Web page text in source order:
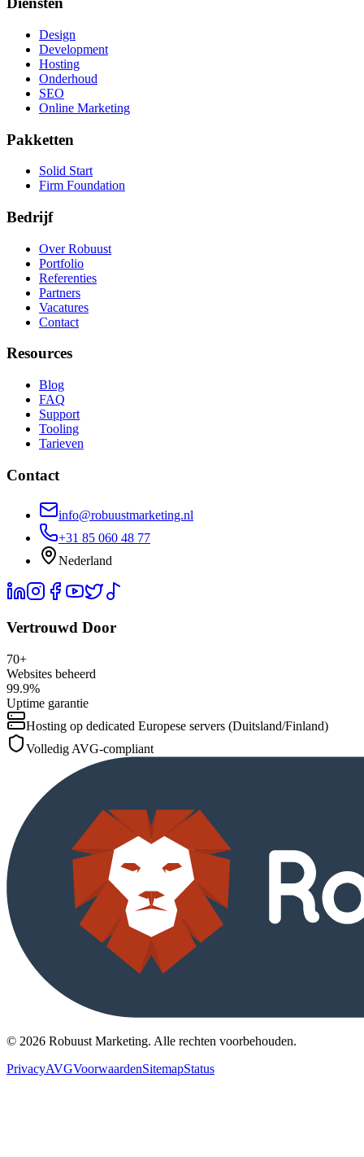
Design
Development
Hosting
Onderhoud
SEO
Online Marketing
Pakketten
Solid Start
Firm Foundation
Bedrijf
Over Robuust
Portfolio
Referenties
Partners
Vacatures
Contact
Resources
Blog
FAQ
Support
Tooling
Tarieven
Contact
info@robuustmarketing.nl
+31 85 060 48 77
Nederland
Vertrouwd Door
70+
Websites beheerd
99.9%
Uptime garantie
Hosting op dedicated Europese servers (Duitsland/Finland)
Volledig AVG-compliant
© 2026 Robuust Marketing. Alle rechten voorbehouden.
PrivacyAVGVoorwaardenSitemapStatus